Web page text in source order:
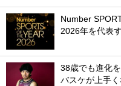
Number
2026年を代表
38歳でも進化
バスケが上手